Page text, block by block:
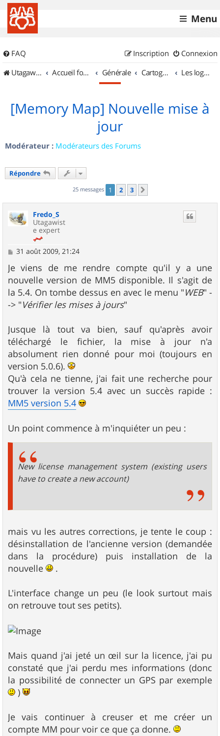
Menu
FAQ Connexion
Inscription
UtagawaVTT (Randos VTT et VTTAE avec traces GPS)
Accueil forum Générale Cartographie et GPS Les logiciels
[Memory Map] Nouvelle mise à
jour
Modérateur : Modérateurs des Forums
Répondre
25 messages 1 2 3
Fredo_S
Utagawist
e expert
M
s
s
a
g
e
31 août 2009, 21:24
Je viens de me rendre compte qu'il y a une
nouvelle version de MM5 disponible. Il s'agit de
la 5.4. On tombe dessus en avec le menu "WEB" -
-> "Vérifier les mises à jours"
Jusque là tout va bien, sauf qu'après avoir
téléchargé le fichier, la mise à jour n'a
absolument rien donné pour moi (toujours en
version 5.0.6).
Qu'à cela ne tienne, j'ai fait une recherche pour
trouver la version 5.4 avec un succès rapide :
MM5 version 5.4
Un point commence à m'inquiéter un peu :
New license management system (existing users
have to create a new account)
mais vu les autres corrections, je tente le coup :
désinstallation de l'ancienne version (demandée
dans la procédure) puis installation de la
nouvelle
.
L'interface change un peu (le look surtout mais
on retrouve tout ses petits).
Mais quand j'ai jeté un œil sur la licence, j'ai pu
constaté que j'ai perdu mes informations (donc
la possibilité de connecter un GPS par exemple
)
Je vais continuer à creuser et me créer un
compte MM pour voir ce que ça donne.